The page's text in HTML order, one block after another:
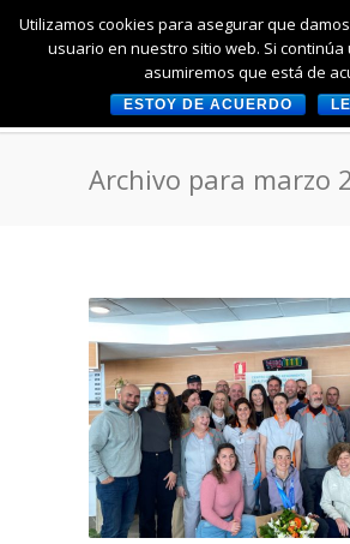
Archivo para marzo
Utilizamos cookies para asegurar que
usuario en nuestro sitio web. Si
asumiremos que está de
ESTOY DE ACUERDO